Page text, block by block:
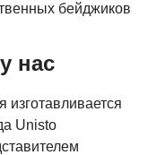
бейджиков
нас
изготавливается
Unistо